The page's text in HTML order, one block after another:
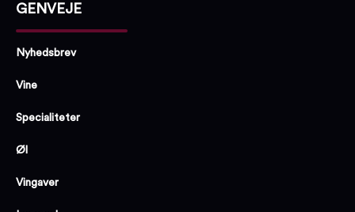
GENVEJE
Nyhedsbrev
Vine
Specialiteter
Øl
Vingaver